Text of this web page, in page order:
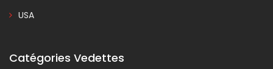
USA
Catégories Vedettes